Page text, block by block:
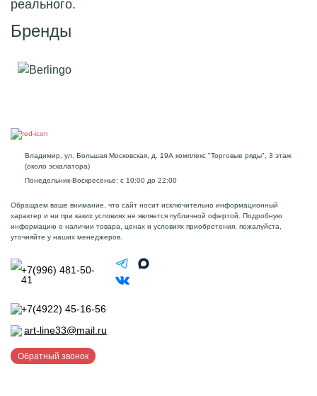
реального.
Бренды
Владимир, ул. Большая Московская, д. 19А комплекс "Торговые ряды", 3 этаж
(около эскалатора)
Понедельник-Воскресенье: с 10:00 до 22:00
Обращаем ваше внимание, что сайт носит исключительно информационный
характер и ни при каких условиях не является публичной офертой. Подробную
информацию о наличии товара, ценах и условиях приобретения, пожалуйста,
уточняйте у наших менеджеров.
+7(996) 481-50-
41
+7(4922) 45-16-56
art-line33@mail.ru
Обратный звонок